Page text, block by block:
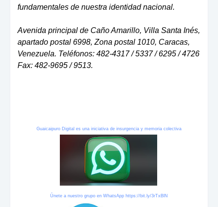
fundamentales de nuestra identidad nacional.
Avenida principal de Caño Amarillo, Villa Santa Inés,
apartado postal 6998, Zona postal 1010, Caracas,
Venezuela. Teléfonos: 482-4317 / 5337 / 6295 / 4726
Fax: 482-9695 / 9513.
Guaicaipuro Digital es una iniciativa de insurgencia y memoria colectiva
Únete a nuestro grupo en WhatsApp https://bit.ly/3rTxBlN